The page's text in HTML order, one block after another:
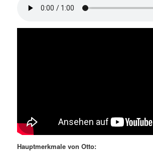
Hauptmerkmale von Otto: